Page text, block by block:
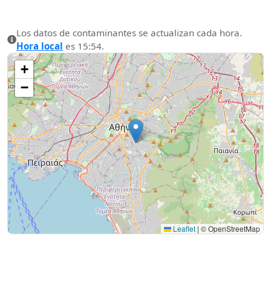
Los datos de contaminantes se actualizan cada hora.
Hora local es 15:54.
+
−
Leaflet | © OpenStreetMap